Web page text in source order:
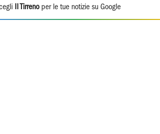
Il Tirrenoper le tue notizie su Google